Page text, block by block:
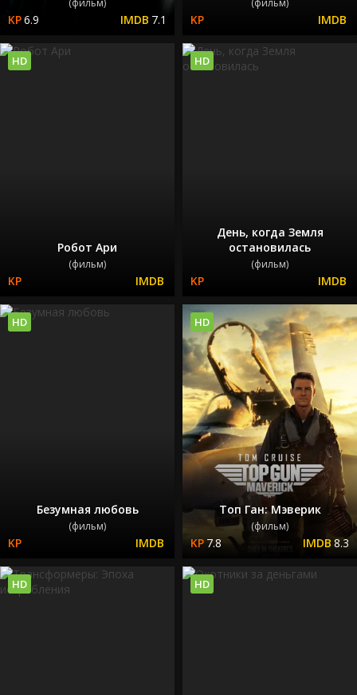
6.9 7.1
Робот Ари
(фильм)
HD
День, когда Земля
остановилась
(фильм)
HD
Безумная любовь
(фильм)
HD
Топ Ган: Мэверик
(фильм)
7.8 8.3
HD
HD HD